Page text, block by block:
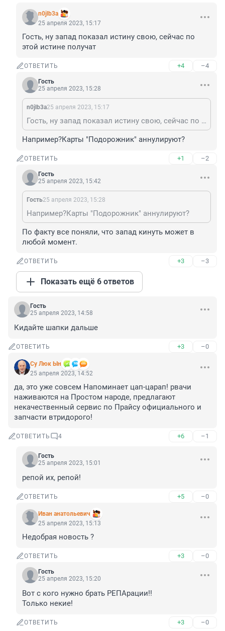
n0jlb3a
25 апреля 2023, 15:17
Гость, ну запад показал истину свою, сейчас по
этой истине получат
ОТВЕТИТЬ +4 –4
Гость
25 апреля 2023, 15:28
n0jlb3a25 апреля 2023, 15:17
Гость, ну запад показал истину свою, сейчас по этой истине получат
Например?Карты "Подорожник" аннулируют?
ОТВЕТИТЬ +1 –2
Гость
25 апреля 2023, 15:42
Гость25 апреля 2023, 15:28
Например?Карты "Подорожник" аннулируют?
По факту все поняли, что запад кинуть может в
любой момент.
ОТВЕТИТЬ +3 –3
Показать ещё 6 ответов
Гость
25 апреля 2023, 14:58
Кидайте шапки дальше
ОТВЕТИТЬ +3 –0
Су Люк Ын
25 апреля 2023, 14:52
да, это уже совсем Напоминает цап-царап! рвачи
наживаются на Простом народе, предлагают
некачественный сервис по Прайсу официального и
запчасти втридорого!
ОТВЕТИТЬ 4 +6 –1
Гость
25 апреля 2023, 15:01
репой их, репой!
ОТВЕТИТЬ +5 –0
Иван анатольевич
25 апреля 2023, 15:13
Недобрая новость ?
ОТВЕТИТЬ +3 –0
Гость
25 апреля 2023, 15:20
Вот с кого нужно брать РЕПАрации!!
Только некие!
ОТВЕТИТЬ +3 –0